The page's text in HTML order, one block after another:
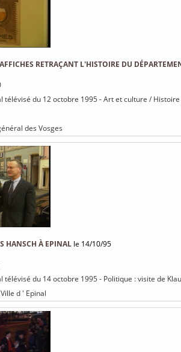
RETRAÇANT L'HISTOIRE DU
télévisé du 12 octobre 1995 - Art et culture /
des Vosges
HANSCH À EPINAL le 14/10/95
télévisé du 14 octobre 1995 - Politique : visite de
d ' Epinal